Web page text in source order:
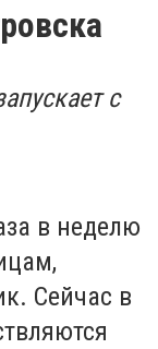
с
в неделю
Сейчас в